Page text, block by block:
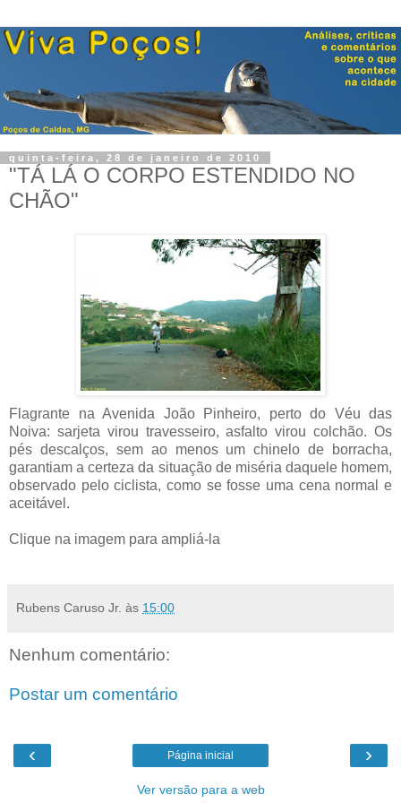
quinta-feira, 28 de janeiro de 2010
"TÁ LÁ O CORPO ESTENDIDO NO
CHÃO"
Flagrante na Avenida João Pinheiro, perto do Véu das
Noiva: sarjeta virou travesseiro, asfalto virou colchão. Os
pés descalços, sem ao menos um chinelo de borracha,
garantiam a certeza da situação de miséria daquele homem,
observado pelo ciclista, como se fosse uma cena normal e
aceitável.
Clique na imagem para ampliá-la
Rubens Caruso Jr. às 15:00
Nenhum comentário:
Postar um comentário
‹ ›
Página inicial
Ver versão para a web